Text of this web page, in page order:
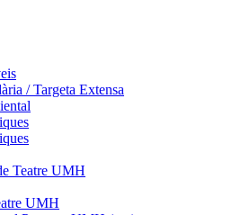
/ Targeta Extensa
Teatre UMH
UMH